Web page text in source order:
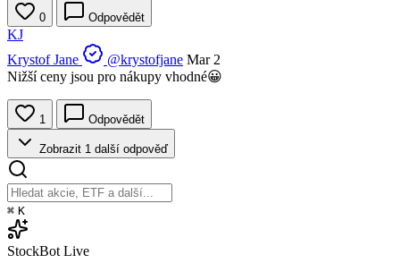
0 Odpovědět
KJ
Krystof Jane
@krystofjane Mar 2
Nižší ceny jsou pro nákupy vhodné😀
1 Odpovědět
Zobrazit 1 další odpověď
⌘ K
StockBot Live